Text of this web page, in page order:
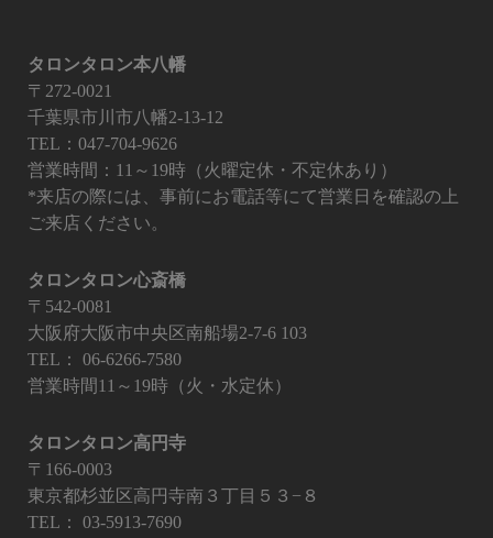
タロンタロン本八幡
〒272-0021
千葉県市川市八幡2-13-12
TEL：047-704-9626
営業時間：11～19時（火曜定休・不定休あり）
*来店の際には、事前にお電話等にて営業日を確認の上
ご来店ください。
タロンタロン心斎橋
〒542-0081
大阪府大阪市中央区南船場2-7-6 103
TEL：
06-6266-7580
営業時間11～19時（火・水定休）
タロンタロン高円寺
〒166-0003
東京都杉並区高円寺南３丁目５３−８
TEL：
03-5913-7690